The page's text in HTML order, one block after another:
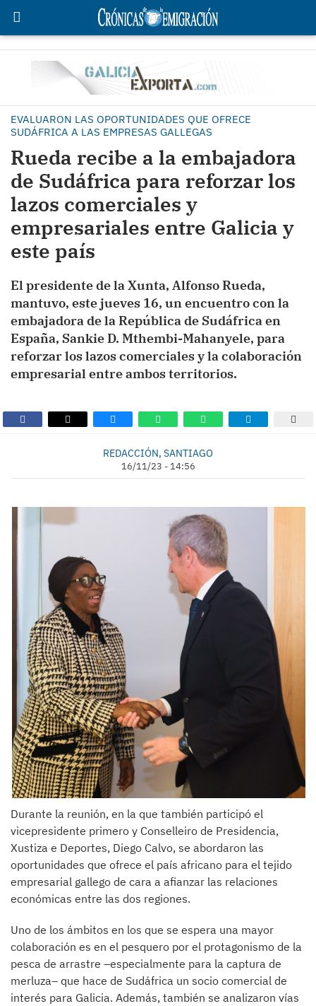
EVALUARON LAS OPORTUNIDADES QUE OFRECE
SUDÁFRICA A LAS EMPRESAS GALLEGAS
Rueda recibe a la embajadora
de Sudáfrica para reforzar los
lazos comerciales y
empresariales entre Galicia y
este país
El presidente de la Xunta, Alfonso Rueda,
mantuvo, este jueves 16, un encuentro con la
embajadora de la República de Sudáfrica en
España, Sankie D. Mthembi-Mahanyele, para
reforzar los lazos comerciales y la colaboración
empresarial entre ambos territorios.
REDACCIÓN, SANTIAGO
16/11/23 - 14:56
Durante la reunión, en la que también participó el
vicepresidente primero y Conselleiro de Presidencia,
Xustiza e Deportes, Diego Calvo, se abordaron las
oportunidades que ofrece el país africano para el tejido
empresarial gallego de cara a afianzar las relaciones
económicas entre las dos regiones.
Uno de los ámbitos en los que se espera una mayor
colaboración es en el pesquero por el protagonismo de la
pesca de arrastre –especialmente para la captura de
merluza– que hace de Sudáfrica un socio comercial de
interés para Galicia. Además, también se analizaron vías